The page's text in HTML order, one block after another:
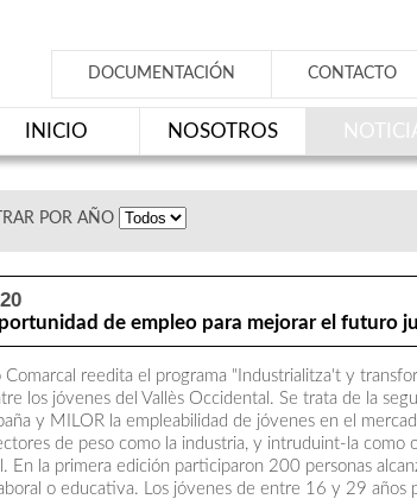
DOCUMENTACIÓN CONTACTO
INICIO NOSOTROS
POR AÑO
de empleo para mejorar el futuro
Comarcal reedita el programa "Industrialitza't y
los jóvenes del Vallès Occidental. Se trata de la
y MILOR la ​​empleabilidad de jóvenes en el
de peso como la industria, y intruduint-la como
En la primera edición participaron 200 personas
o educativa. Los jóvenes de entre 16 y 29 años